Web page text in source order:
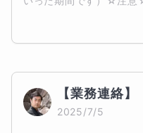
【業務連絡
2025/7/5